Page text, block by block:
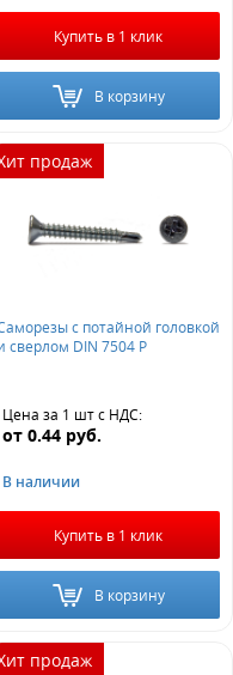
Купить в 1 клик
В корзину
продаж
с потайной головкой
сверлом DIN 7504 Р
Цена за 1 штс НДС:
от 0.44 руб.
В наличии
Купить в 1 клик
В корзину
продаж